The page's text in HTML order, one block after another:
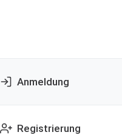
Anmeldung
Registrierung